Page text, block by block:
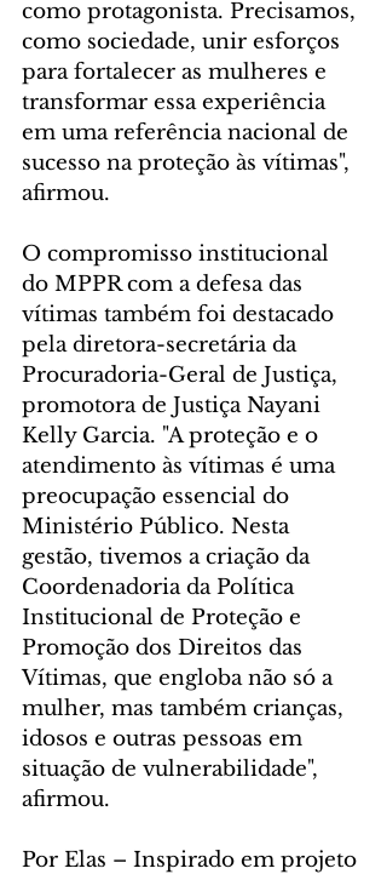
como protagonista. Precisamos,
como sociedade, unir esforços
para fortalecer as mulheres e
transformar essa experiência
em uma referência nacional de
sucesso na proteção às vítimas",
afirmou.
O compromisso institucional
do MPPR com a defesa das
vítimas também foi destacado
pela diretora-secretária da
Procuradoria-Geral de Justiça,
promotora de Justiça Nayani
Kelly Garcia. "A proteção e o
atendimento às vítimas é uma
preocupação essencial do
Ministério Público. Nesta
gestão, tivemos a criação da
Coordenadoria da Política
Institucional de Proteção e
Promoção dos Direitos das
Vítimas, que engloba não só a
mulher, mas também crianças,
idosos e outras pessoas em
situação de vulnerabilidade",
afirmou.
Por Elas – Inspirado em projeto